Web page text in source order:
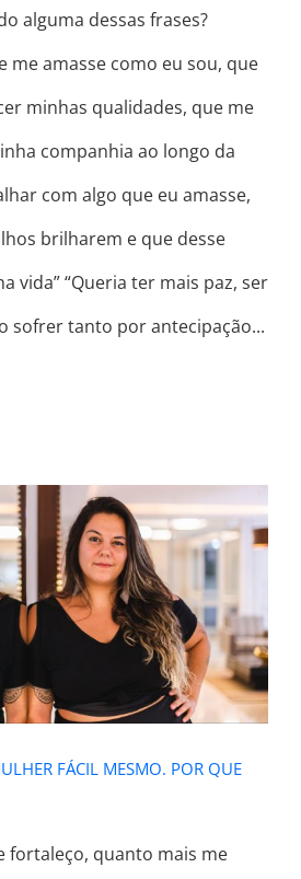
alguma dessas frases?
me amasse como eu sou, que
minhas qualidades, que me
companhia ao longo da
com algo que eu amasse,
brilharem e que desse
vida” “Queria ter mais paz, ser
sofrer tanto por antecipação...
UMA MULHER FÁCIL
POR QUE SERIA?
FÁCIL MESMO. POR QUE
fortaleço, quanto mais me